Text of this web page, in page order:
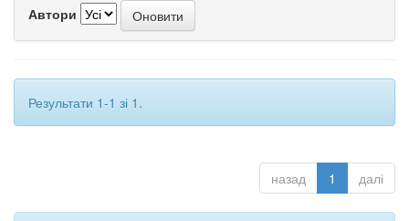
Автори
Результати 1-1 зі 1.
назад 1 далі